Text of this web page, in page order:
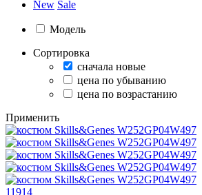
New Sale
Модель
Сортировка
сначала новые
цена по убыванию
цена по возрастанию
Применить
11914